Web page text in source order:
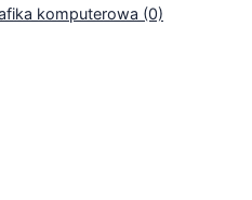
komputerowa (0)